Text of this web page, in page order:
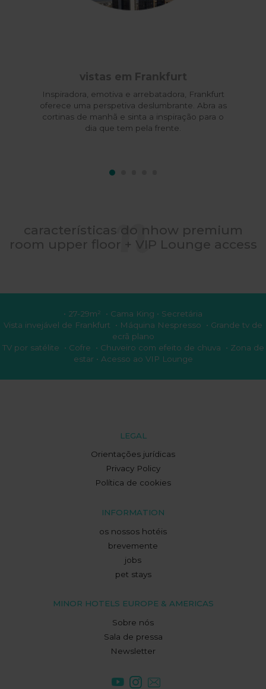
vistas em Frankfurt
Inspiradora, emotiva e arrebatadora, Frankfurt
oferece uma perspetiva deslumbrante. Abra as
cortinas de manhã e sinta a inspiração para o
dia que tem pela frente.
características do nhow premium
room upper floor + VIP Lounge access
• 27-29m² • Cama King • Secretária
Vista invejável de Frankfurt • Máquina Nespresso • Grande tv de
ecrã plano
TV por satélite • Cofre • Chuveiro com efeito de chuva • Zona de
estar • Acesso ao VIP Lounge
LEGAL
Orientações jurídicas
Privacy Policy
Política de cookies
INFORMATION
os nossos hotéis
brevemente
jobs
pet stays
MINOR HOTELS EUROPE & AMERICAS
Sobre nós
Sala de pressa
Newsletter